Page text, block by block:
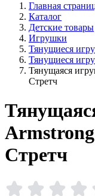
Главная
Каталог
Детские товары
Игрушки
Тянущиеся
Тянущиеся
Тянущаяся
Стретч
Стретч